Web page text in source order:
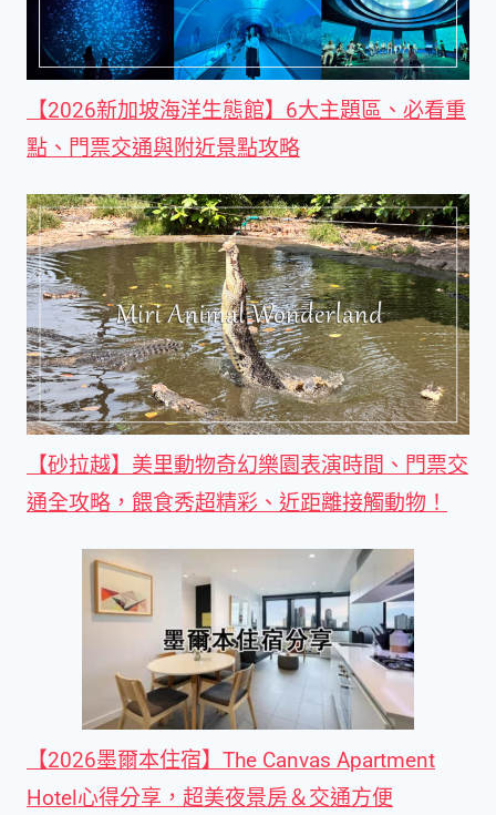
【2026新加坡海洋生態館】6大主題區、必看重
點、門票交通與附近景點攻略
【砂拉越】美里動物奇幻樂園表演時間、門票交
通全攻略，餵食秀超精彩、近距離接觸動物！
【2026墨爾本住宿】The Canvas Apartment
Hotel心得分享，超美夜景房＆交通方便